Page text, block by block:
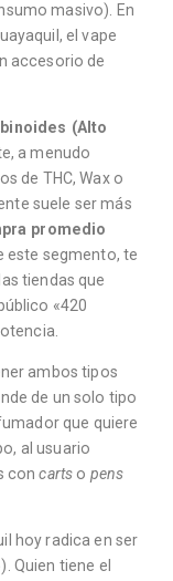
masivo). En
el vape
accesorio de
(Alto
a menudo
de THC, Wax o
suele ser más
promedio
este segmento, te
tiendas que
«420
ambos tipos
de un solo tipo
que quiere
al usuario
concarts o pens
hoy radica en ser
Quien tiene el